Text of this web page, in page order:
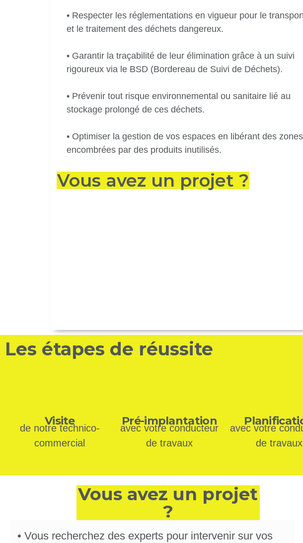
• Respecter les réglementations en vigueur pour le
et le traitement des déchets dangereux.
• Garantir la traçabilité de leur élimination grâce à un suivi
rigoureux via le BSD (Bordereau de Suivi de Déchets).
• Prévenir tout risque environnemental ou sanitaire lié au
stockage prolongé de ces déchets.
• Optimiser la gestion de vos espaces en libérant des zones
encombrées par des produits inutilisés.
Vous avez un projet ?
Les étapes de réussite
Visite
de notre technico-
commercial
Pré-implantation
avec votre conducteur
de travaux
avec votre
de travaux
Vous avez un projet
?
• Vous recherchez des experts pour intervenir sur vos